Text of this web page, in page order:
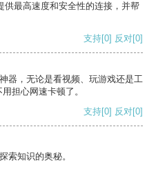
最高速度和安全性的连接，并帮
支持[0] 反对[0]
器，无论是看视频、玩游戏还是工
担心网速卡顿了。
支持[0] 反对[0]
索知识的奥秘。